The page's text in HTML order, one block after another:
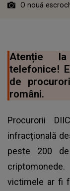
O nouă
Atenție
telefonice!
de
români.
Procurorii
infracțională
peste 200
victimele ar fi